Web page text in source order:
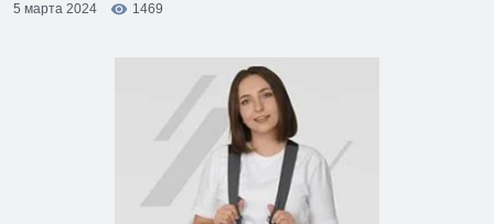
5 марта 2024
1469